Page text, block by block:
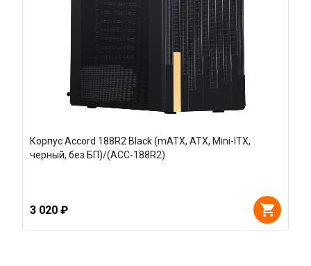
Корпус Accord 188R2 Black (mATX, ATX, Mini-ITX,
черный, без БП)/(ACC-188R2)
3 020 ₽